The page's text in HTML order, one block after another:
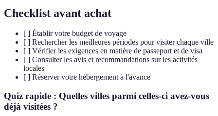
Checklist avant achat
[ ] Établir votre budget de voyage
[ ] Rechercher les meilleures périodes pour visiter chaque ville
[ ] Vérifier les exigences en matière de passeport et de visa
[ ] Consulter les avis et recommandations sur les activités
locales
[ ] Réserver votre hébergement à l'avance
Quiz rapide : Quelles villes parmi celles-ci avez-vous
déjà visitées ?